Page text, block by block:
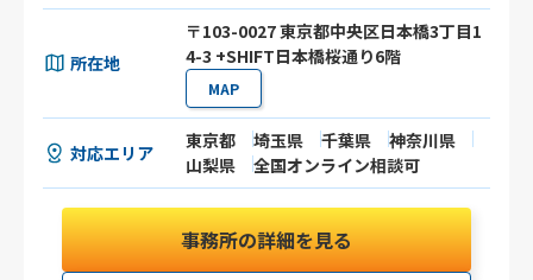
所在地
〒103-0027 東京都中央区日本橋3丁目1
4-3 +SHIFT日本橋桜通り6階
MAP
対応エリア
東京都 埼玉県 千葉県
神奈川県
山梨県
全国オンライン相談可
事務所の詳細を見る